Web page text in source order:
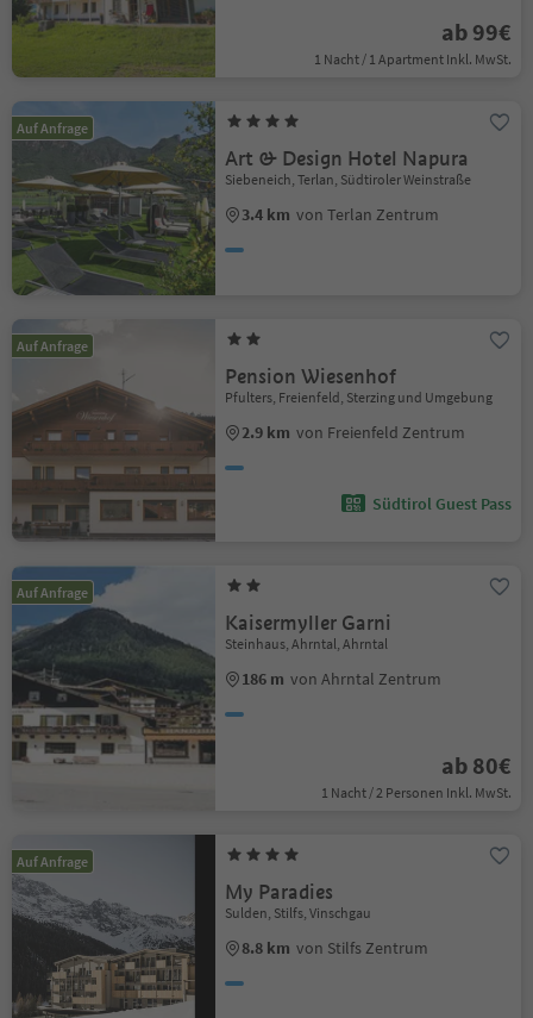
ab 99€
1 Nacht / 1 Apartment Inkl. MwSt.
Auf Anfrage
Art & Design Hotel Napura
Siebeneich, Terlan, Südtiroler Weinstraße
3.4 km von Terlan Zentrum
Auf Anfrage
Pension Wiesenhof
Pfulters, Freienfeld, Sterzing und Umgebung
2.9 km von Freienfeld Zentrum
Südtirol Guest Pass
Auf Anfrage
Kaisermyller Garni
Steinhaus, Ahrntal, Ahrntal
186 m von Ahrntal Zentrum
ab 80€
1 Nacht / 2 Personen Inkl. MwSt.
Auf Anfrage
My Paradies
Sulden, Stilfs, Vinschgau
8.8 km von Stilfs Zentrum